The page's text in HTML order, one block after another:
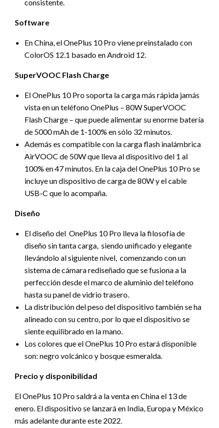
consistente.
Software
En China, el OnePlus 10 Pro viene preinstalado con
ColorOS 12.1 basado en Android 12.
SuperVOOC Flash Charge
El OnePlus 10 Pro soporta la carga más rápida jamás
vista en un teléfono OnePlus – 80W SuperVOOC
Flash Charge – que puede alimentar su enorme batería
de 5000 mAh de 1-100% en sólo 32 minutos.
Además es compatible con la carga flash inalámbrica
AirVOOC de 50W que lleva al dispositivo del 1 al
100% en 47 minutos. En la caja del OnePlus 10 Pro se
incluye un dispositivo de carga de 80W y el cable
USB-C que lo acompaña.
Diseño
El diseño del OnePlus 10 Pro lleva la filosofía de
diseño sin tanta carga, siendo unificado y elegante
llevándolo al siguiente nivel, comenzando con un
sistema de cámara rediseñado que se fusiona a la
perfección desde el marco de aluminio del teléfono
hasta su panel de vidrio trasero.
La distribución del peso del dispositivo también se ha
alineado con su centro, por lo que el dispositivo se
siente equilibrado en la mano.
Los colores que el OnePlus 10 Pro estará disponible
son: negro volcánico y bosque esmeralda.
Precio y disponibilidad
El OnePlus 10 Pro saldrá a la venta en China el 13 de
enero. El dispositivo se lanzará en India, Europa y México
más adelante durante este 2022.